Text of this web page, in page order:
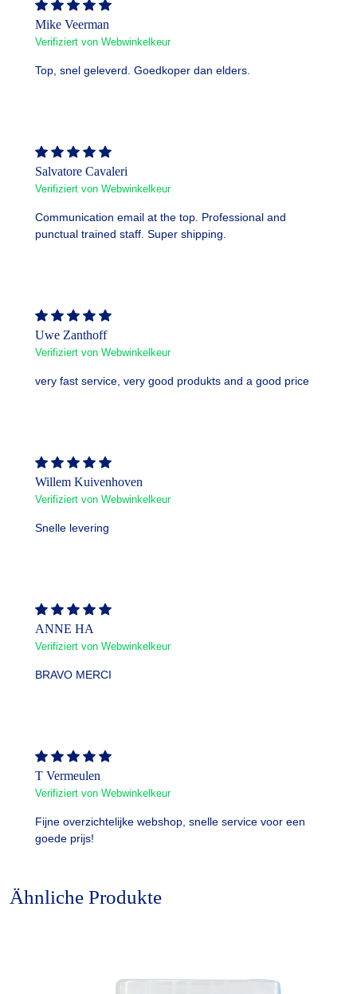
Mike Veerman
Verifiziert von Webwinkelkeur
Top, snel geleverd. Goedkoper dan elders.
Salvatore Cavaleri
Verifiziert von Webwinkelkeur
Communication email at the top. Professional and
punctual trained staff. Super shipping.
Uwe Zanthoff
Verifiziert von Webwinkelkeur
very fast service, very good produkts and a good price
Willem Kuivenhoven
Verifiziert von Webwinkelkeur
Snelle levering
ANNE HA
Verifiziert von Webwinkelkeur
BRAVO MERCI
T Vermeulen
Verifiziert von Webwinkelkeur
Fijne overzichtelijke webshop, snelle service voor een
goede prijs!
Ähnliche Produkte